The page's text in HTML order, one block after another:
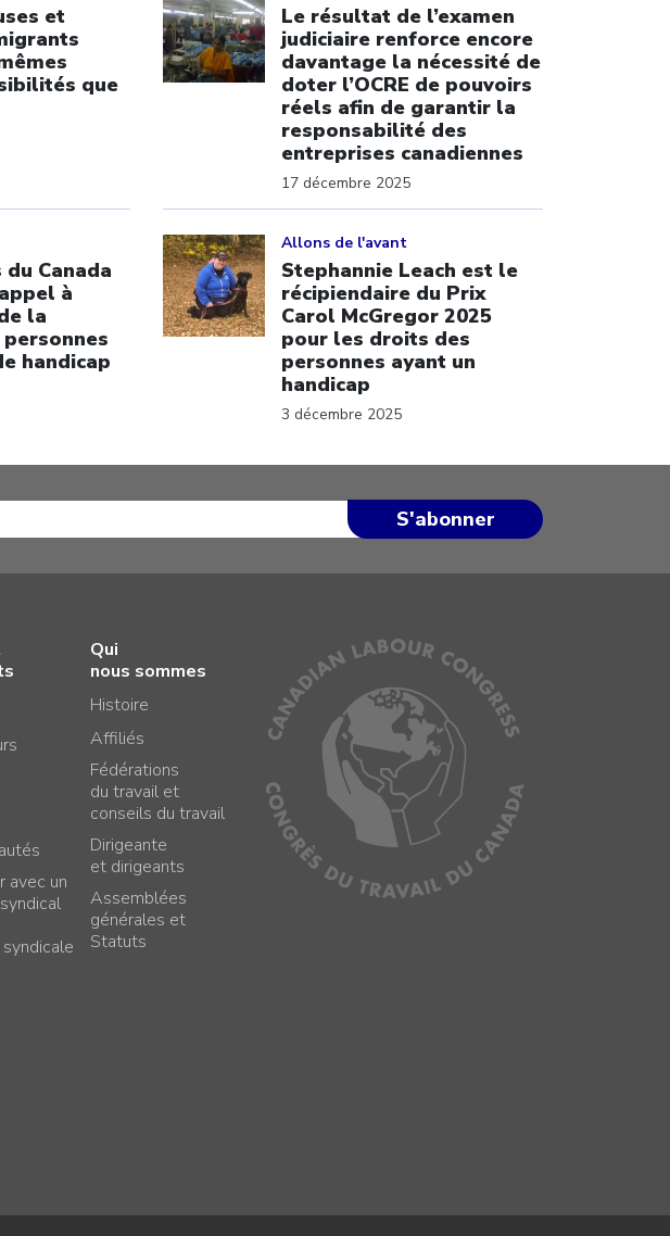
et
que
Le résultat de l’examen
judiciaire renforce encore
davantage la nécessité de
doter l’OCRE de pouvoirs
réels afin de garantir la
responsabilité des
entreprises canadiennes
17 décembre 2025
Canada
à
la
handicap
Allons de l'avant
Stephannie Leach est le
récipiendaire du Prix
Carol McGregor 2025
pour les droits des
personnes ayant un
handicap
3 décembre 2025
avec un
Qui
nous sommes
Histoire
Affiliés
Fédérations
du travail et
conseils du travail
Dirigeante
et dirigeants
Assemblées
générales et
Statuts